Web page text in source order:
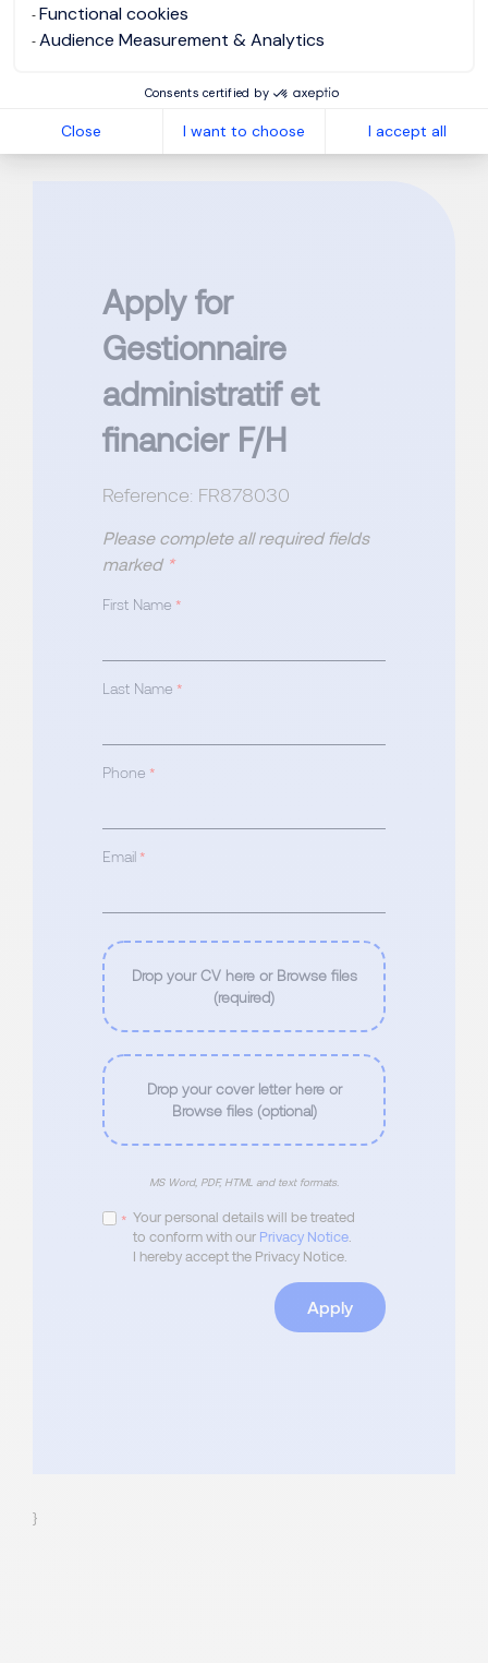
Functional cookies
Audience Measurement & Analytics
Consents certified by
Close I want to choose I accept all
entrepreneuriaux.
Apply for
Gestionnaire
administratif et
financier F/H
Reference: FR878030
Please complete all required fields
marked *
First Name *
Last Name *
Phone *
Email *
Drop your CV here or Browse files
(required)
Drop your cover letter here or
Browse files (optional)
MS Word, PDF, HTML and text formats.
* Your personal details will be treated
to conform with our Privacy Notice.
I hereby accept the Privacy Notice.
Apply
}